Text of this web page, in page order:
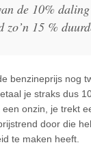
de 10%
zo’n 15 %
benzineprijs nog
je straks dus
een onzin, je trekt
door die
te maken heeft.